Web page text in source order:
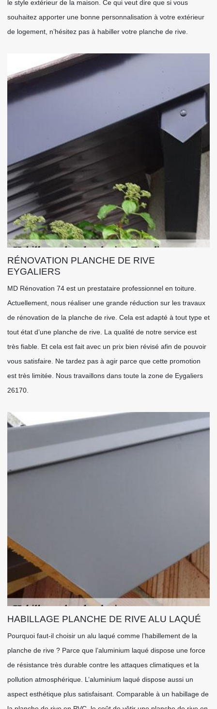
le style extérieur de la maison. Ce qui veut dire que si vous
souhaitez apporter une bonne personnalisation à votre extérieur
de logement, n’hésitez pas à habiller votre planche de rive.
RÉNOVATION PLANCHE DE RIVE
EYGALIERS
MD Rénovation 74 est un prestataire professionnel en toiture.
Actuellement, nous réaliser une grande réduction sur les travaux
de rénovation de la planche de rive. Cela est adapté à tout type et
tout état d’une planche de rive. La qualité de notre service est
très fiable. Et cela est fait avec un prix bien révisé afin de pouvoir
vous satisfaire. Ne tardez pas à agir parce que cette promotion
est très limitée. Nous travaillons dans toute la zone de Eygaliers
26170.
HABILLAGE PLANCHE DE RIVE ALU LAQUÉ
Pourquoi faut-il choisir un alu laqué comme l’habillement de la
planche de rive ? Parce que l’aluminium laqué dispose une force
de résistance très durable contre les attaques climatiques et la
pollution atmosphérique. L’aluminium laqué dispose aussi un
aspect esthétique plus satisfaisant. Comparable à un habillage de